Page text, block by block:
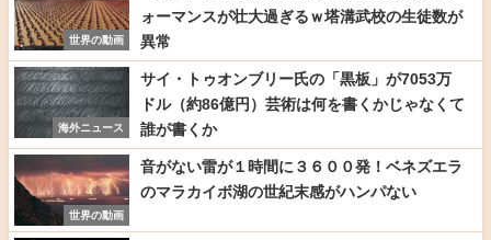
世界の動画
ォーマンスが壮大過ぎるｗ塔溝武校の生徒数が
異常
海外ニュース
サイ・トゥオンブリー氏の「黒板」が7053万
ドル（約86億円）芸術は何を書くかじゃなくて
誰が書くか
世界の動画
音がない雷が１時間に３６００発！ベネズエラ
のマラカイボ湖の世紀末感がハンパない